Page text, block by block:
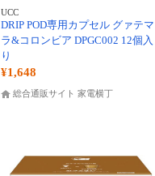
UCC
DRIP POD専用カプセル グァテマ
ラ&コロンビア DPGC002 12個入
り
¥1,648
総合通販サイト 家電横丁